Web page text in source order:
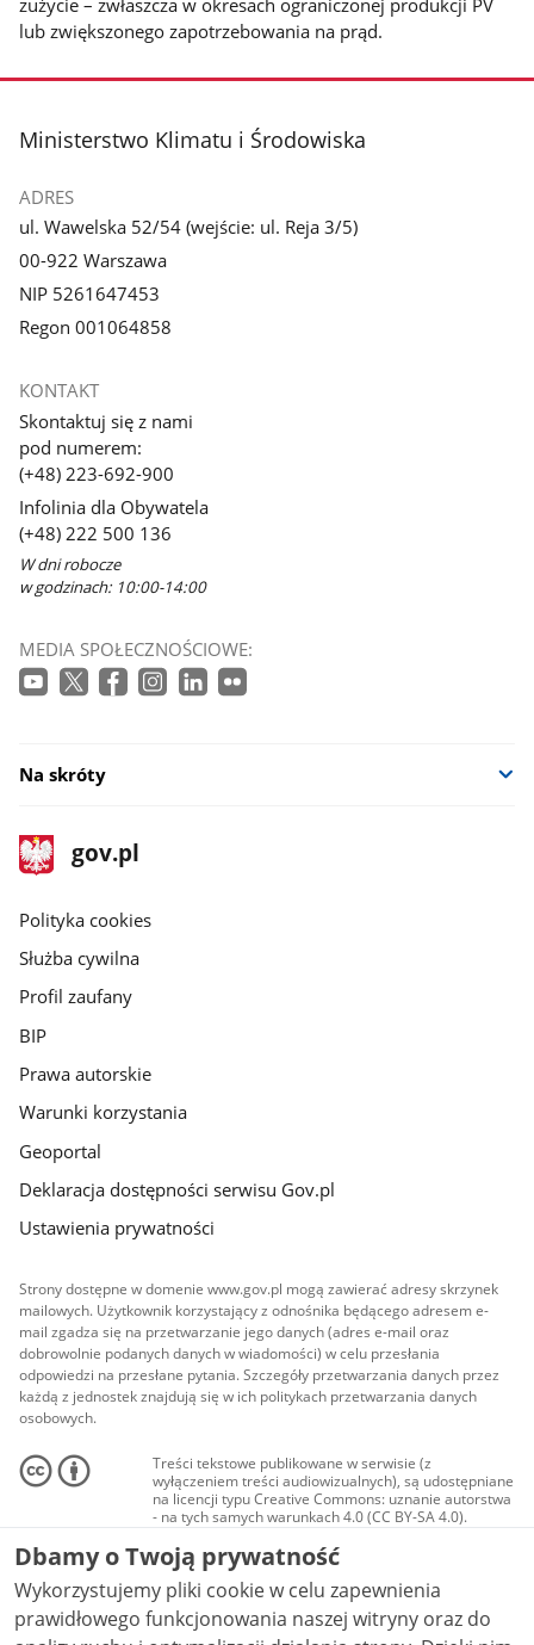
lub zwiększonego zapotrzebowania na prąd.
stopka
Ministerstwo Klimatu i Środowiska
ADRES
ul. Wawelska 52/54 (wejście: ul. Reja 3/5)
00-922 Warszawa
NIP 5261647453
Regon 001064858
KONTAKT
Skontaktuj się z nami
pod numerem:
(+48) 223-692-900
Infolinia dla Obywatela
(+48) 222 500 136
W dni robocze
w godzinach: 10:00-14:00
MEDIA SPOŁECZNOŚCIOWE:
Na skróty
stopka
gov.pl
Strona
gov.pl
gov.pl
Polityka cookies
Służba cywilna
Profil zaufany
BIP
Prawa autorskie
Warunki korzystania
Geoportal
Deklaracja dostępności serwisu Gov.pl
Ustawienia prywatności
Strony dostępne w domenie www.gov.pl mogą zawierać adresy skrzynek
mailowych. Użytkownik korzystający z odnośnika będącego adresem e-
mail zgadza się na przetwarzanie jego danych (adres e-mail oraz
dobrowolnie podanych danych w wiadomości) w celu przesłania
odpowiedzi na przesłane pytania. Szczegóły przetwarzania danych przez
każdą z jednostek znajdują się w ich politykach przetwarzania danych
osobowych.
Treści tekstowe publikowane w serwisie (z
wyłączeniem treści audiowizualnych), są udostępniane
na licencji typu Creative Commons: uznanie autorstwa
- na tych samych warunkach 4.0 (CC BY-SA 4.0).
Materiały audiowizualne, w tym zdjęcia, materiały
audio i wideo, są udostępniane na licencji typu
Creative Commons: uznanie autorstwa użycie
niekomercyjne - bez utworów zależnych 4.0 (CC BY-
NC-ND 4.0), o ile nie jest to stwierdzone inaczej.
Dbamy o Twoją prywatność
Wykorzystujemy pliki cookie w celu zapewnienia
prawidłowego funkcjonowania naszej witryny oraz do